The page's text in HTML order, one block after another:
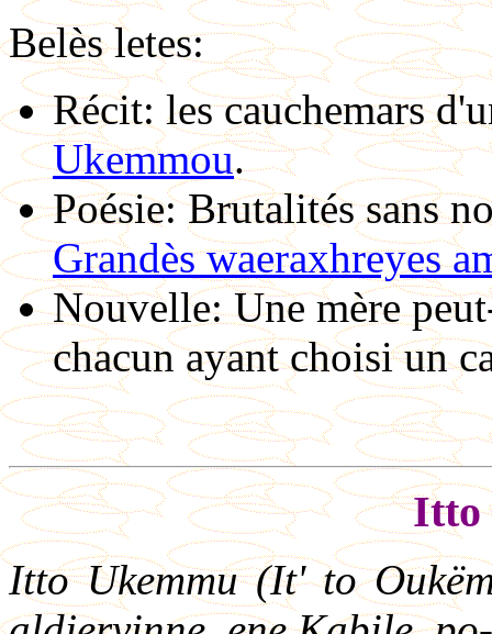
Belès letes:
Récit: les cauchemars
Ukemmou.
Poésie: Brutalités sans
Grandès waeraxhreyes
Nouvelle: Une mère
chacun ayant choisi un
Itto
Itto Ukemmu (It' to